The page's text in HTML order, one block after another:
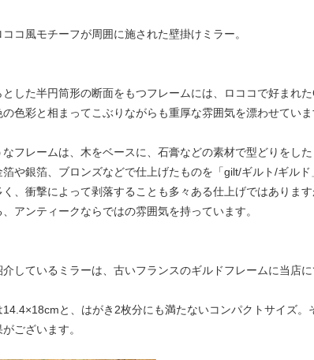
コ風モチーフが周囲に施された壁掛けミラー。
とした半円筒形の断面をもつフレームには、ロココで好まれ
色彩と相まってこぶりながらも重厚な雰囲気を漂わせていま
なフレームは、木をベースに、石膏などの素材で型どりをし
箔や銀箔、ブロンズなどで仕上げたものを「gilt/ギルト/ギル
く、衝撃によって剥落することも多々ある仕上げではありま
、アンティークならではの雰囲気を持っています。
しているミラーは、古いフランスのギルドフレームに当店
14.4×18cmと、はがき2枚分にも満たないコンパクトサイズ
がございます。